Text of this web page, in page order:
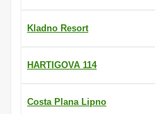
Kladno Resort
HARTIGOVA 114
Costa Plana Lipno